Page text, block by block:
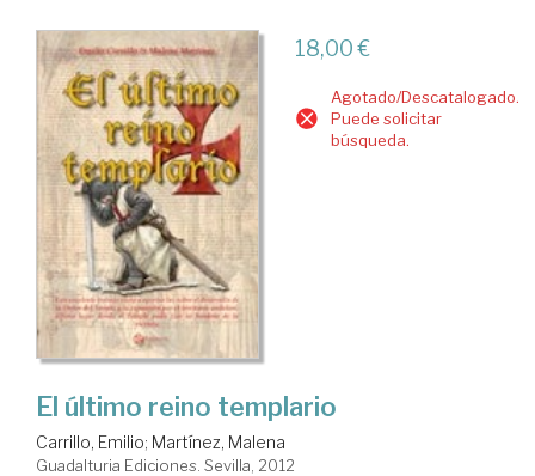
18,00 €
Agotado/Descatalogado.
Puede solicitar
búsqueda.
El último reino templario
Carrillo, Emilio; Martínez, Malena
Guadalturia Ediciones. Sevilla, 2012